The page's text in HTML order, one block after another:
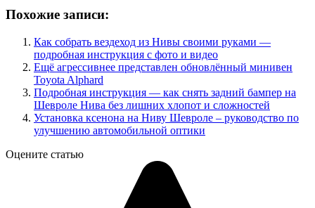
Похожие записи:
Как собрать вездеход из Нивы своими руками —
подробная инструкция с фото и видео
Ещё агрессивнее представлен обновлённый минивен
Toyota Alphard
Подробная инструкция — как снять задний бампер на
Шевроле Нива без лишних хлопот и сложностей
Установка ксенона на Ниву Шевроле – руководство по
улучшению автомобильной оптики
Оцените статью